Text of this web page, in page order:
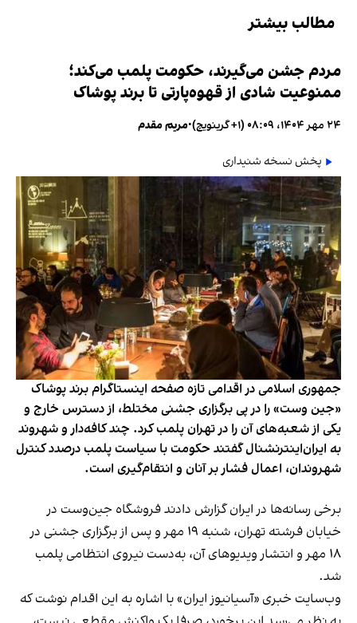
مطالب بیشتر
مردم جشن می‌گیرند، حکومت پلمب می‌کند؛
ممنوعیت شادی از قهوه‌پارتی تا برند پوشاک
۲۴ مهر ۱۴۰۴، ۰۸:۰۹ (‎+۱ گرینویچ) •مریم مقدم
پخش نسخه شنیداری
جمهوری اسلامی در اقدامی تازه صفحه اینستاگرام برند پوشاک
«جین وست» را در پی برگزاری جشنی مختلط، از دسترس خارج و
یکی از شعبه‌های آن را در تهران پلمب کرد. چند کافه‌‌دار و شهروند
به ایران‌اینترنشنال گفتند حکومت با سیاست پلمب درصدد کنترل
شهروندان، اعمال فشار بر آنان و انتقام‌گیری است.
برخی رسانه‌ها در ایران گزارش دادند فروشگاه جین‌وست در
خیابان فرشته تهران، شنبه ۱۹ مهر و پس از برگزاری جشنی در
۱۸ مهر و انتشار ویدیوهای آن، به‌دست نیروی انتظامی پلمب
شد.
وب‌سایت خبری «آسیانیوز ایران» با اشاره به این اقدام نوشت که